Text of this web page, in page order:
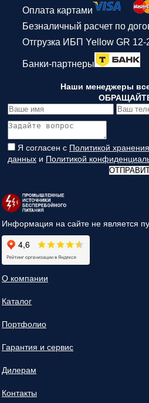
Оплата картами
Безналичный расчет по
Отгрузка ИБП Yellow GR 12-
Банки-партнеры
Наши менеджеры
Я согласен с Политикой
данных и Политикой
Информация на сайте не является
О компании
Каталог
Портфолио
Гарантия и сервис
Дилерам
Контакты